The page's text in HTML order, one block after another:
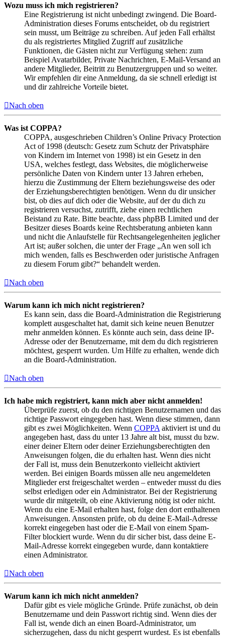
Wozu muss ich mich registrieren?
Eine Registrierung ist nicht unbedingt zwingend. Die Board-
Administration dieses Forums entscheidet, ob du registriert
sein musst, um Beiträge zu schreiben. Auf jeden Fall erhältst
du als registriertes Mitglied Zugriff auf zusätzliche
Funktionen, die Gästen nicht zur Verfügung stehen: zum
Beispiel Avatarbilder, Private Nachrichten, E-Mail-Versand an
andere Mitglieder, Beitritt zu Benutzergruppen und so weiter.
Wir empfehlen dir eine Anmeldung, da sie schnell erledigt ist
und dir zahlreiche Vorteile bietet.
Nach oben
Was ist COPPA?
COPPA, ausgeschrieben Children’s Online Privacy Protection
Act of 1998 (deutsch: Gesetz zum Schutz der Privatsphäre
von Kindern im Internet von 1998) ist ein Gesetz in den
USA, welches festlegt, dass Websites, die möglicherweise
persönliche Daten von Kindern unter 13 Jahren erheben,
hierzu die Zustimmung der Eltern beziehungsweise des oder
der Erziehungsberechtigten benötigen. Wenn du dir unsicher
bist, ob dies auf dich oder die Website, auf der du dich zu
registrieren versuchst, zutrifft, ziehe einen rechtlichen
Beistand zu Rate. Bitte beachte, dass phpBB Limited und der
Besitzer dieses Boards keine Rechtsberatung anbieten kann
und nicht die Anlaufstelle für Rechtsangelegenheiten jeglicher
Art ist; außer solchen, die unter der Frage „An wen soll ich
mich wenden, falls es Beschwerden oder juristische Anfragen
zu diesem Forum gibt?“ behandelt werden.
Nach oben
Warum kann ich mich nicht registrieren?
Es kann sein, dass die Board-Administration die Registrierung
komplett ausgeschaltet hat, damit sich keine neuen Benutzer
mehr anmelden können. Es könnte auch sein, dass deine IP-
Adresse oder der Benutzername, mit dem du dich registrieren
möchtest, gesperrt wurden. Um Hilfe zu erhalten, wende dich
an die Board-Administration.
Nach oben
Ich habe mich registriert, kann mich aber nicht anmelden!
Überprüfe zuerst, ob du den richtigen Benutzernamen und das
richtige Passwort eingegeben hast. Wenn diese stimmen, dann
gibt es zwei Möglichkeiten. Wenn COPPA aktiviert ist und du
angegeben hast, dass du unter 13 Jahre alt bist, musst du bzw.
einer deiner Eltern oder deiner Erziehungsberechtigten den
Anweisungen folgen, die du erhalten hast. Wenn dies nicht
der Fall ist, muss dein Benutzerkonto vielleicht aktiviert
werden. Bei einigen Boards müssen alle neu angemeldeten
Mitglieder erst freigeschaltet werden – entweder musst du dies
selbst erledigen oder ein Administrator. Bei der Registrierung
wurde dir mitgeteilt, ob eine Aktivierung nötig ist oder nicht.
Wenn du eine E-Mail erhalten hast, folge den dort enthaltenen
Anweisungen. Ansonsten prüfe, ob du deine E-Mail-Adresse
korrekt eingegeben hast oder die E-Mail von einem Spam-
Filter blockiert wurde. Wenn du dir sicher bist, dass deine E-
Mail-Adresse korrekt eingegeben wurde, dann kontaktiere
einen Administrator.
Nach oben
Warum kann ich mich nicht anmelden?
Dafür gibt es viele mögliche Gründe. Prüfe zunächst, ob dein
Benutzername und dein Passwort richtig sind. Wenn dies der
Fall ist, wende dich an einen Board-Administrator, um
sicherzugehen, dass du nicht gesperrt wurdest. Es ist ebenfalls